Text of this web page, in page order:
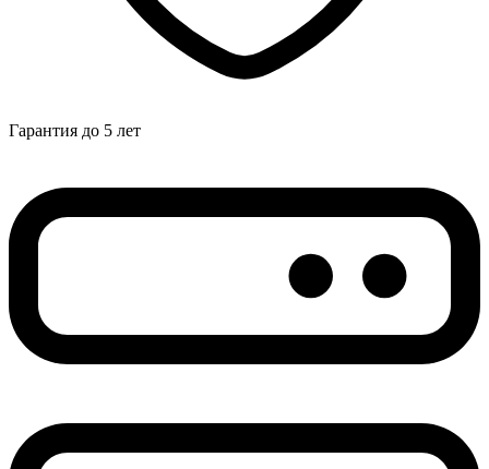
Гарантия до 5 лет